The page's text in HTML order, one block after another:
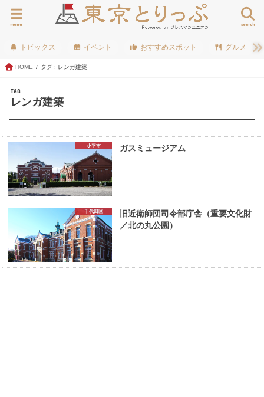
search
menu
トピックス イベント おすすめスポット グルメ
HOME タグ : レンガ建築
TAG
レンガ建築
小平市 ガスミュージアム
千代田区
旧近衛師団司令部庁舎（重要文化財
／北の丸公園）